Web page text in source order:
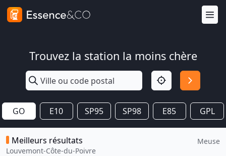
Trouvez la station la moins chère
GO E10 SP95 SP98 E85 GPL
Meilleurs résultats
Louvemont-Côte-du-Poivre
Meuse